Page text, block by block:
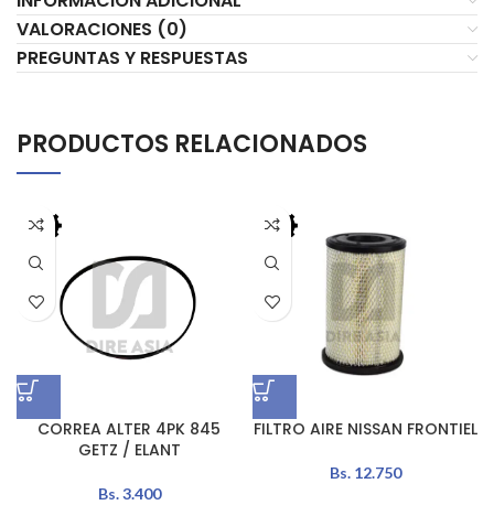
VALORACIONES (0)
PREGUNTAS Y RESPUESTAS
PRODUCTOS RELACIONADOS
CORREA ALTER 4PK 845
GETZ / ELANT
Bs.3.400
FILTRO AIRE NISSAN FRONTIEL
Bs.12.750